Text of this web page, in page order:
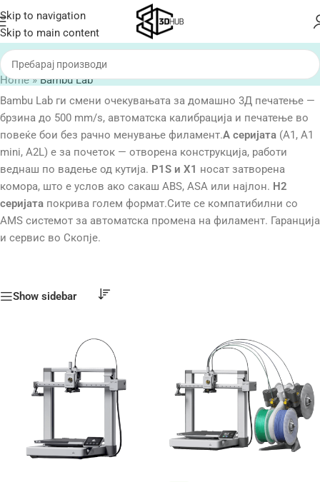
Skip to navigation
Skip to main content
Home»Bambu Lab
Bambu Lab ги смени очекувањата за домашно 3Д печатење —
брзина до 500 mm/s, автоматска калибрација и печатење во
повеќе бои без рачно менување филамент.A серијата (A1, A1
mini, A2L) е за почеток — отворена конструкција, работи
веднаш по вадење од кутија. P1S и X1 носат затворена
комора, што е услов ако сакаш ABS, ASA или најлон. H2
серијата покрива голем формат.Сите се компатибилни со
AMS системот за автоматска промена на филамент. Гаранција
и сервис во Скопје.
Show sidebar